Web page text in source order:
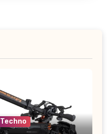
Techno